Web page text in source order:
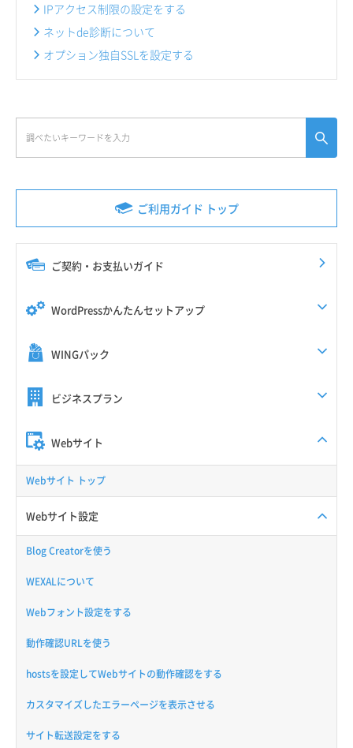
ご利用ガイド トップ
ご契約・お支払いガイド
WordPressかんたんセットアップ
WINGパック
ビジネスプラン
Webサイト
Webサイト トップ
Webサイト設定
Blog Creatorを使う
WEXALについて
Webフォント設定をする
動作確認URLを使う
hostsを設定してWebサイトの動作確認をする
カスタマイズしたエラーページを表示させる
サイト転送設定をする
IPアクセス制限の設定をする
ネットde診断について
オプション独自SSLを設定する